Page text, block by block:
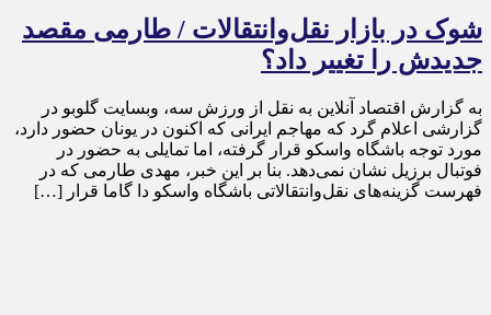
شوک در بازار نقل‌وانتقالات / طارمی مقصد
جدیدش را تغییر داد؟
به گزارش اقتصاد آنلاین به نقل از ورزش سه، وبسایت گلوبو در
گزارشی اعلام گرد که مهاجم ایرانی که اکنون در یونان حضور دارد،
مورد توجه باشگاه واسکو قرار گرفته، اما تمایلی به حضور در
فوتبال برزیل نشان نمی‌دهد. بنا بر این خبر، مهدی طارمی که در
فهرست گزینه‌های نقل‌وانتقالاتی باشگاه واسکو دا گاما قرار […]